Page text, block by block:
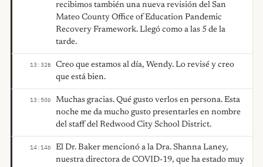
recibimos también una nueva revisión del San
Mateo County Office of Education Pandemic
Recovery Framework. Llegó como a las 5 de la
tarde.
13:32B
Creo que estamos al día, Wendy. Lo revisé y creo
que está bien.
13:50D
Muchas gracias. Qué gusto verlos en persona. Esta
noche me da mucho gusto presentarles en nombre
del staff del Redwood City School District.
14:14D
El Dr. Baker mencionó a la Dra. Shanna Laney,
nuestra directora de COVID-19, que ha estado muy